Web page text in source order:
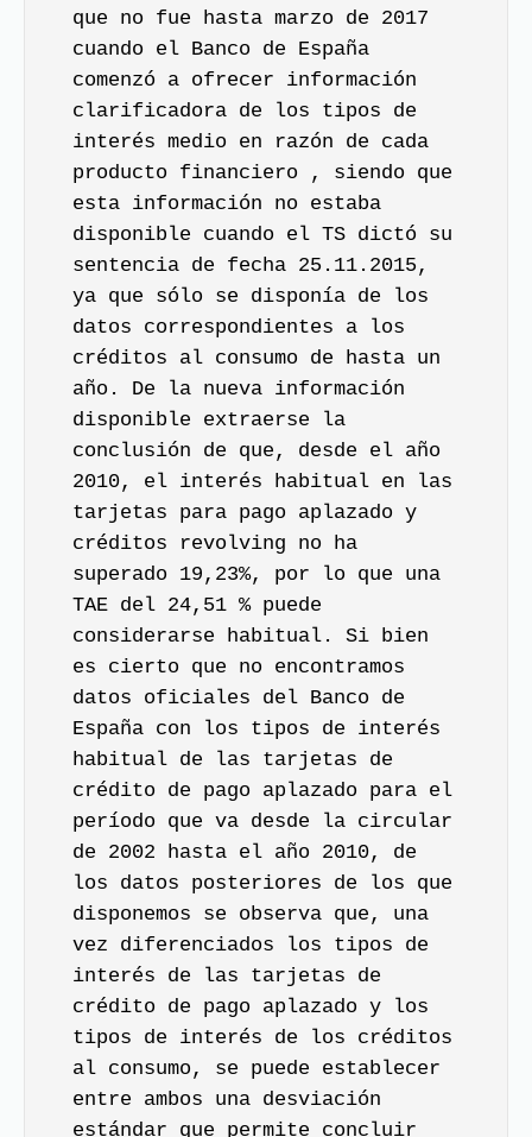
que no fue hasta marzo de 2017
cuando el Banco de España
comenzó a ofrecer información
clarificadora de los tipos de
interés medio en razón de cada
producto financiero , siendo que
esta información no estaba
disponible cuando el TS dictó su
sentencia de fecha 25.11.2015,
ya que sólo se disponía de los
datos correspondientes a los
créditos al consumo de hasta un
año. De la nueva información
disponible extraerse la
conclusión de que, desde el año
2010, el interés habitual en las
tarjetas para pago aplazado y
créditos revolving no ha
superado 19,23%, por lo que una
TAE del 24,51 % puede
considerarse habitual. Si bien
es cierto que no encontramos
datos oficiales del Banco de
España con los tipos de interés
habitual de las tarjetas de
crédito de pago aplazado para el
período que va desde la circular
de 2002 hasta el año 2010, de
los datos posteriores de los que
disponemos se observa que, una
vez diferenciados los tipos de
interés de las tarjetas de
crédito de pago aplazado y los
tipos de interés de los créditos
al consumo, se puede establecer
entre ambos una desviación
estándar que permite concluir